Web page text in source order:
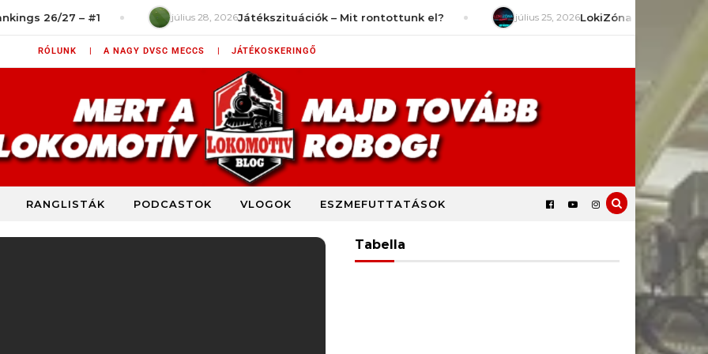
27 – #1 július 28, 2026Játékszituációk – Mit rontottunk el? július 25, 2026LokiZóna [S9E2] – Mit várunk a
RÓLUNK | A NAGY DVSC MECCS | JÁTÉKOSKERINGŐ
DVSC szurkolói blog
RANGLISTÁK PODCASTOK VLOGOK ESZMEFUTTATÁSOK
Tabella